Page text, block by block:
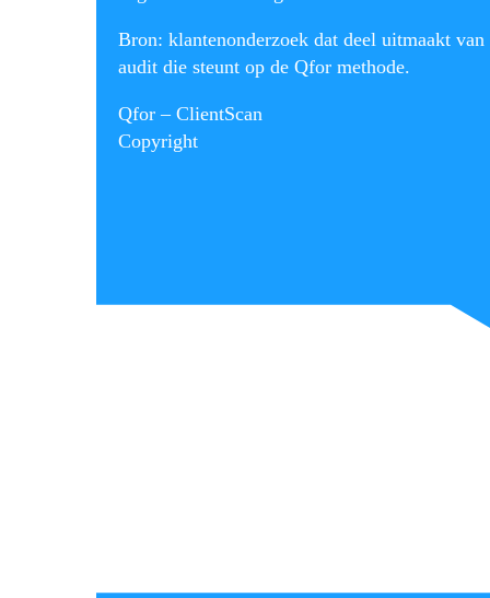
Bron: klantenonderzoek dat deel uitmaakt van
audit die steunt op de Qfor methode.
Qfor – ClientScan
Copyright